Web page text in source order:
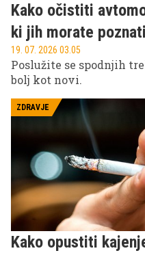
Kako očistiti
ki jih morate poznati
19. 07. 2026 03.05
Poslužite se spodnjih
bolj kot novi.
ZDRAVJE
Kako opustiti